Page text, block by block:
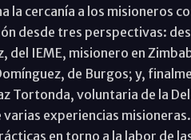
la cercanía a los misioneros
desde tres perspectivas:
del IEME, misionero en
de Burgos; y,
Tortonda, voluntaria de la
experiencias
en torno a la labor de